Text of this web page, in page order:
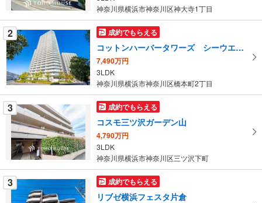
・
件
を
マ
イ
ペ
ー
ジ
に
保
存
す
る
神奈川県横浜市神奈川区神大寺1丁目
2 成約でもらえる
コットンハーバータワーズ シーウエスト
7,490万円
3LDK
神奈川県横浜市神奈川区橋本町2丁目
3 成約でもらえる
コスモ三ツ沢ガーデン山
4,790万円
3LDK
神奈川県横浜市神奈川区三ツ沢下町
3 成約でもらえる
リブゼ横浜フェスタ片倉